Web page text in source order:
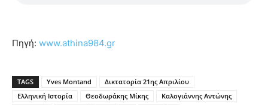
Πηγή: www.athina984.gr
TAGS Yves Montand
Δικτατορία 21ης Απριλίου
Ελληνική Ιστορία
Θεοδωράκης Μίκης
Καλογιάννης Αντώνης